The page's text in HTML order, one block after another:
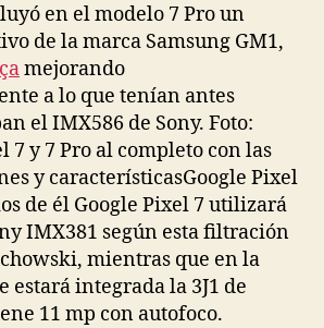
en el modelo 7 Pro un
de la marca Samsung GM1,
mejorando
a lo que tenían antes
el IMX586 de Sony. Foto:
7 y 7 Pro al completo con las
y característicasGoogle Pixel
de él Google Pixel 7 utilizará
IMX381 según esta filtración
mientras que en la
estará integrada la 3J1 de
11 mp con autofoco.